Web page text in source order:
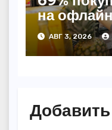
на
АВГ 3, 2026